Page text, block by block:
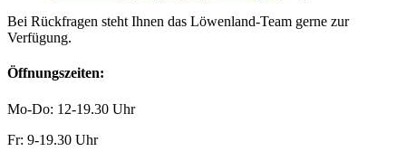
Bei Rückfragen steht Ihnen das Löwenland-Team gerne zur
Verfügung.
Öffnungszeiten:
Mo-Do: 12-19.30 Uhr
Fr: 9-19.30 Uhr